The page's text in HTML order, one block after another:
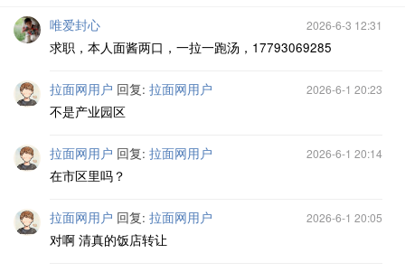
唯爱封心 2026-6-3 12:31
求职，本人面酱两口，一拉一跑汤，17793069285
拉面网用户 回复: 拉面网用户 2026-6-1 20:23
不是产业园区
拉面网用户 回复: 拉面网用户 2026-6-1 20:14
在市区里吗？
拉面网用户 回复: 拉面网用户 2026-6-1 20:05
对啊 清真的饭店转让